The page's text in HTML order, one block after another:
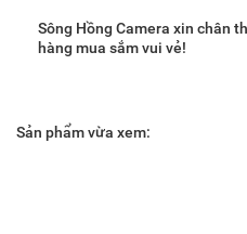
Sông Hồng Camera xin chân
hàng mua sắm vui vẻ!
Sản phẩm vừa xem: